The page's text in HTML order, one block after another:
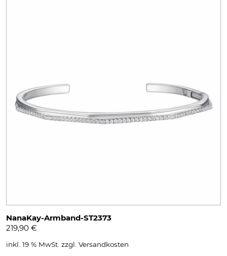
NanaKay-Armband-ST2373
219,90 €
inkl. 19 % MwSt. zzgl. Versandkosten